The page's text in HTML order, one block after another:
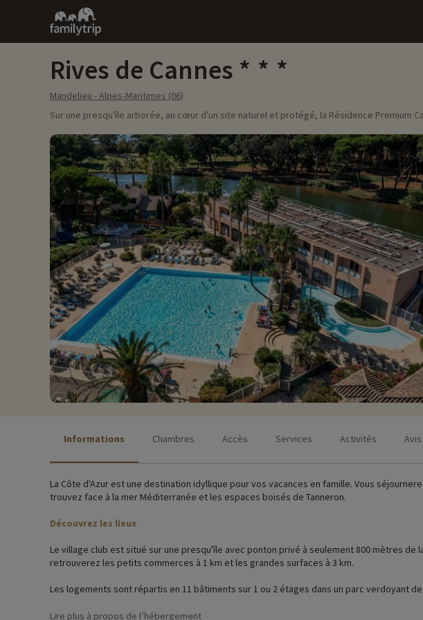
Family
trip
Rives de Cannes
Mandelieu - Alpes-Maritimes (06)
Sur une presqu'île arborée, au cœur d'un site naturel et protégé, la Résidence Premium
Informations Chambres Accès Services Activités Avis
La Côte d'Azur est une destination idyllique pour vos vacances en famille. Vous séjournerez à Mandelieu, à 7km des portes de Cannes, à 30km de Fréjus et à 45 minute de Nice. Souriez, vous vous
trouvez face à la mer Méditerranée et les espaces boisés de Tanneron.
Découvrez les lieux
Le village club est situé sur une presqu'île avec ponton privé à seulement 800 mètres de la mer. Il comporte de nombreuses infrastructures de sports et de loisirs ainsi que d’une belle
retrouverez les petits commerces à 1 km et les grandes surfaces à 3 km.
Les logements sont répartis en 11 bâtiments sur 1 ou 2 étages dans un parc verdoyant
Lire plus à propos de l’hébergement